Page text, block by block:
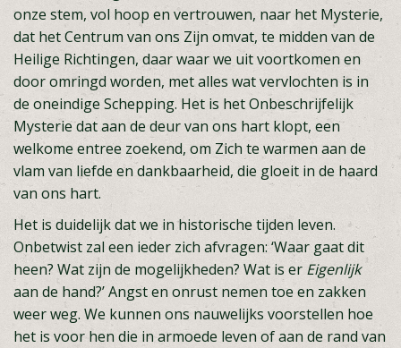
onze stem, vol hoop en vertrouwen, naar het Mysterie,
dat het Centrum van ons Zijn omvat, te midden van de
Heilige Richtingen, daar waar we uit voortkomen en
door omringd worden, met alles wat vervlochten is in
de oneindige Schepping. Het is het Onbeschrijfelijk
Mysterie dat aan de deur van ons hart klopt, een
welkome entree zoekend, om Zich te warmen aan de
vlam van liefde en dankbaarheid, die gloeit in de haard
van ons hart.
Het is duidelijk dat we in historische tijden leven.
Onbetwist zal een ieder zich afvragen: ‘Waar gaat dit
heen? Wat zijn de mogelijkheden? Wat is er Eigenlijk
aan de hand?’ Angst en onrust nemen toe en zakken
weer weg. We kunnen ons nauwelijks voorstellen hoe
het is voor hen die in armoede leven of aan de rand van